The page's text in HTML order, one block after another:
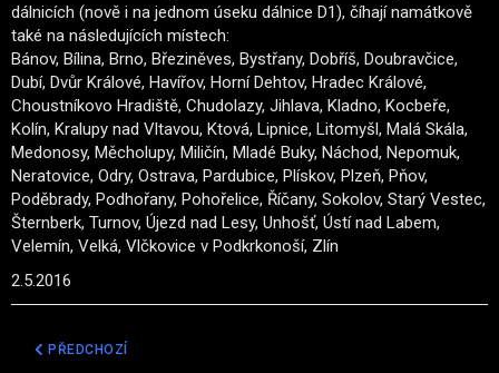
dálnicích (nově i na jednom úseku dálnice D1), číhají namátkově
také na následujících místech:
Bánov, Bílina, Brno, Březiněves, Bystřany, Dobříš, Doubravčice,
Dubí, Dvůr Králové, Havířov, Horní Dehtov, Hradec Králové,
Choustníkovo Hradiště, Chudolazy, Jihlava, Kladno, Kocbeře,
Kolín, Kralupy nad Vltavou, Ktová, Lipnice, Litomyšl, Malá Skála,
Medonosy, Měcholupy, Miličín, Mladé Buky, Náchod, Nepomuk,
Neratovice, Odry, Ostrava, Pardubice, Plískov, Plzeň, Pňov,
Poděbrady, Podhořany, Pohořelice, Říčany, Sokolov, Starý Vestec,
Šternberk, Turnov, Újezd nad Lesy, Unhošť, Ústí nad Labem,
Velemín, Velká, Vlčkovice v Podkrkonoší, Zlín
2.5.2016
PŘEDCHOZÍ ČLÁNEK: POLICEJNÍ OCTAVIE MOC “ŽEROU”!
PŘEDCHOZÍ